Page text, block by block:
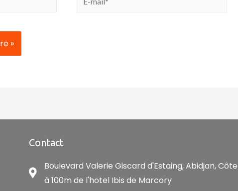
Contact
Boulevard Valerie Giscard d'Estaing, Abidjan,
à 100m de l'hotel Ibis de Marcory